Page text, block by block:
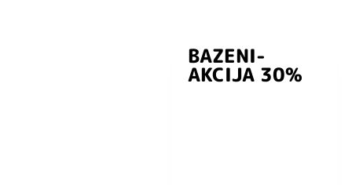
BAZENI-
AKCIJA 30%